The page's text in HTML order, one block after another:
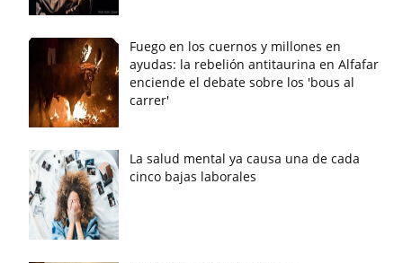
Fuego en los cuernos y millones en
ayudas: la rebelión antitaurina en Alfafar
enciende el debate sobre los 'bous al
carrer'
La salud mental ya causa una de cada
cinco bajas laborales